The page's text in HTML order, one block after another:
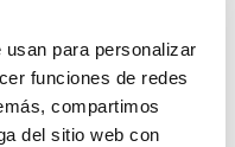
para personalizar
funciones de redes
compartimos
del sitio web con
[…]
Leer más >